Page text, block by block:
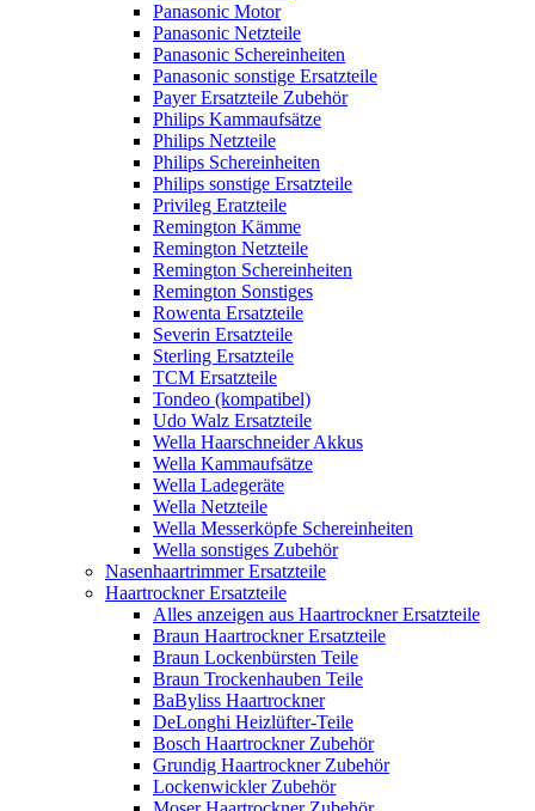
Panasonic Motor
Panasonic Netzteile
Panasonic Schereinheiten
Panasonic sonstige Ersatzteile
Payer Ersatzteile Zubehör
Philips Kammaufsätze
Philips Netzteile
Philips Schereinheiten
Philips sonstige Ersatzteile
Privileg Eratzteile
Remington Kämme
Remington Netzteile
Remington Schereinheiten
Remington Sonstiges
Rowenta Ersatzteile
Severin Ersatzteile
Sterling Ersatzteile
TCM Ersatzteile
Tondeo (kompatibel)
Udo Walz Ersatzteile
Wella Haarschneider Akkus
Wella Kammaufsätze
Wella Ladegeräte
Wella Netzteile
Wella Messerköpfe Schereinheiten
Wella sonstiges Zubehör
Nasenhaartrimmer Ersatzteile
Haartrockner Ersatzteile
Alles anzeigen aus Haartrockner Ersatzteile
Braun Haartrockner Ersatzteile
Braun Lockenbürsten Teile
Braun Trockenhauben Teile
BaByliss Haartrockner
DeLonghi Heizlüfter-Teile
Bosch Haartrockner Zubehör
Grundig Haartrockner Zubehör
Lockenwickler Zubehör